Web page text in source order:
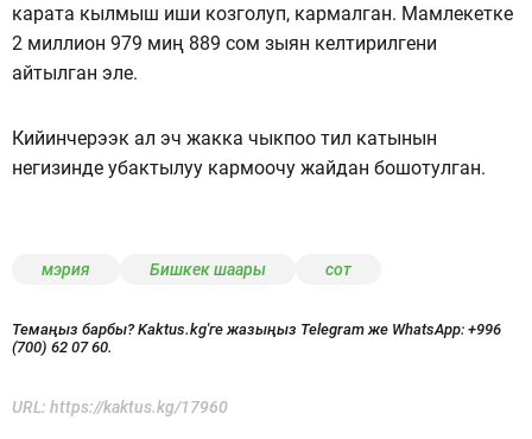
карата кылмыш иши козголуп, кармалган. Мамлекетке
2 миллион 979 миң 889 сом зыян келтирилгени
айтылган эле.
Кийинчерээк ал эч жакка чыкпоо тил катынын
негизинде убактылуу кармоочу жайдан бошотулган.
мэрия Бишкек шаары сот
Темаңыз барбы? Kaktus.kg'ге жазыңыз Telegram же WhatsApp: +996
(700) 62 07 60.
URL: https://kaktus.kg/17960